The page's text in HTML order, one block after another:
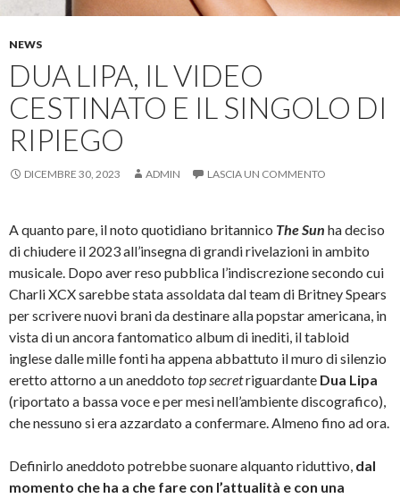
NEWS
DUA LIPA, IL VIDEO
CESTINATO E IL SINGOLO DI
RIPIEGO
DICEMBRE 30, 2023 ADMIN LASCIA UN COMMENTO
A quanto pare, il noto quotidiano britannico The Sun ha deciso
di chiudere il 2023 all’insegna di grandi rivelazioni in ambito
musicale. Dopo aver reso pubblica l’indiscrezione secondo cui
Charli XCX sarebbe stata assoldata dal team di Britney Spears
per scrivere nuovi brani da destinare alla popstar americana, in
vista di un ancora fantomatico album di inediti, il tabloid
inglese dalle mille fonti ha appena abbattuto il muro di silenzio
eretto attorno a un aneddoto top secretriguardante Dua Lipa
(riportato a bassa voce e per mesi nell’ambiente discografico),
che nessuno si era azzardato a confermare. Almeno fino ad ora.
Definirlo aneddoto potrebbe suonare alquanto riduttivo, dal
momento che ha a che fare con l’attualità e con una